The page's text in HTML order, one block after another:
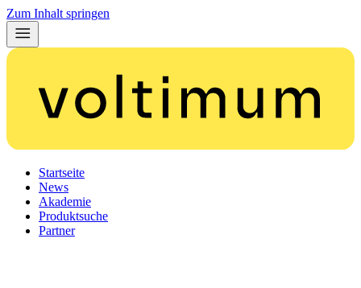
Zum Inhalt springen
Startseite
News
Akademie
Produktsuche
Partner